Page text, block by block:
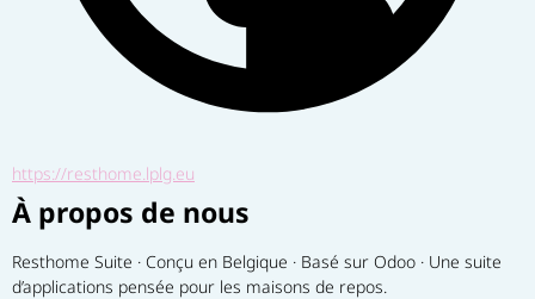
https://resthome.lplg.eu
À propos de nous
Resthome Suite · Conçu en Belgique · Basé sur Odoo · Une suite
d’applications pensée pour les maisons de repos.